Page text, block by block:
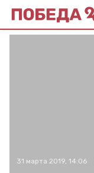
31 марта 2019, 14:06